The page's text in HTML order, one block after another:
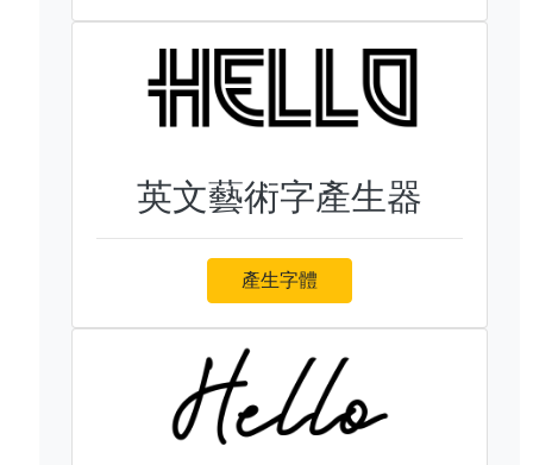
英文藝術字產生器
產生字體